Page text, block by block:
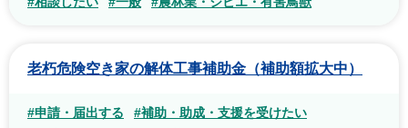
老朽危険空き家の解体工事補助金（補助額拡大中）
#申請・届出する
#補助・助成・支援を受けたい